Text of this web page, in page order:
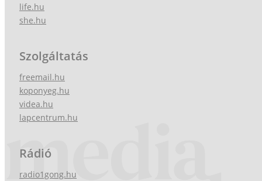
life.hu
she.hu
Szolgáltatás
freemail.hu
koponyeg.hu
videa.hu
lapcentrum.hu
Rádió
radio1gong.hu